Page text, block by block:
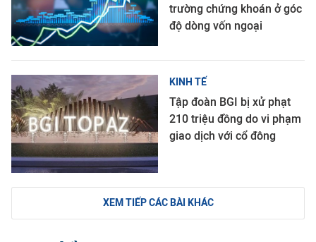
trường chứng khoán ở góc
độ dòng vốn ngoại
KINH TẾ
Tập đoàn BGI bị xử phạt
210 triệu đồng do vi phạm
giao dịch với cổ đông
XEM TIẾP CÁC BÀI KHÁC